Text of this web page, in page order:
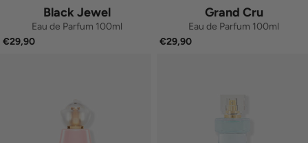
Black Jewel
Eau de Parfum 100ml
€29,90
Grand Cru
Eau de Parfum 100ml
€29,90